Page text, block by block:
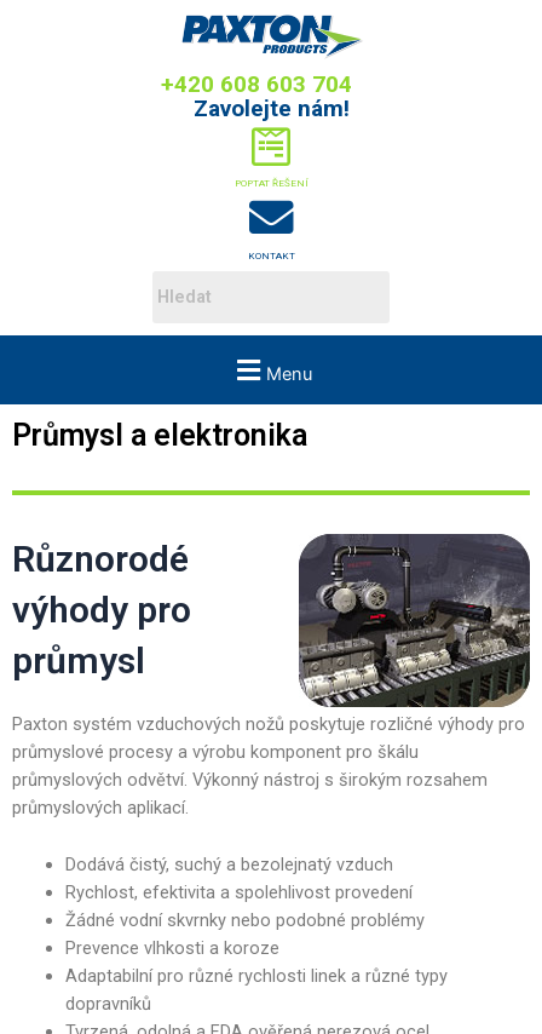
+420 608 603 704
Zavolejte nám!
POPTAT ŘEŠENÍ
KONTAKT
Menu
Průmysl a elektronika
Různorodé
výhody pro
průmysl
Paxton systém vzduchových nožů poskytuje rozličné výhody pro
průmyslové procesy a výrobu komponent pro škálu
průmyslových odvětví. Výkonný nástroj s širokým rozsahem
průmyslových aplikací.
Dodává čistý, suchý a bezolejnatý vzduch
Rychlost, efektivita a spolehlivost provedení
Žádné vodní skvrnky nebo podobné problémy
Prevence vlhkosti a koroze
Adaptabilní pro různé rychlosti linek a různé typy
dopravníků